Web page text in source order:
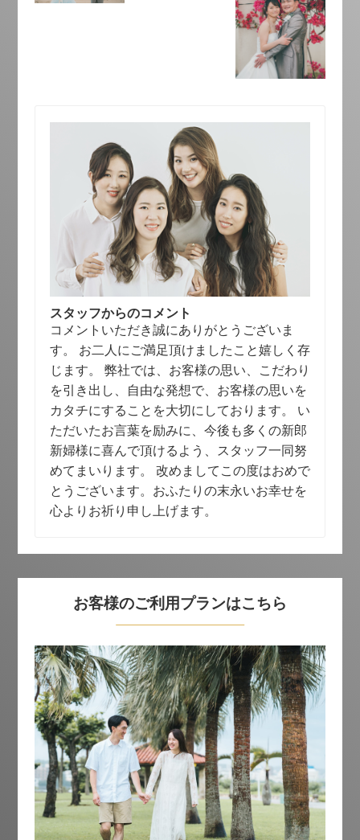
スタッフからのコメント
コメントいただき誠にありがとうございま
す。 お二人にご満足頂けましたこと嬉しく存
じます。 弊社では、お客様の思い、こだわり
を引き出し、自由な発想で、お客様の思いを
カタチにすることを大切にしております。 い
ただいたお言葉を励みに、今後も多くの新郎
新婦様に喜んで頂けるよう、スタッフ一同努
めてまいります。 改めましてこの度はおめで
とうございます。おふたりの末永いお幸せを
心よりお祈り申し上げます。
お客様のご利用プランはこちら